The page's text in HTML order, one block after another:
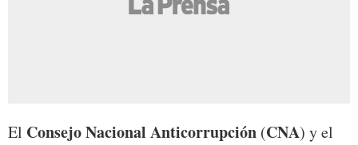
El Consejo Nacional Anticorrupción (CNA) y el